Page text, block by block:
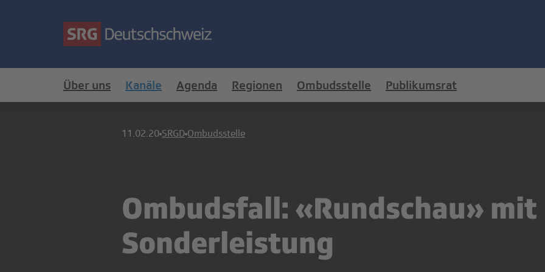
Über uns Kanäle Agenda Regionen Ombudsstelle Publikumsrat
11.02.20 SRGD Ombudsstelle
Ombudsfall: «Rundschau» mit
Sonderleistung